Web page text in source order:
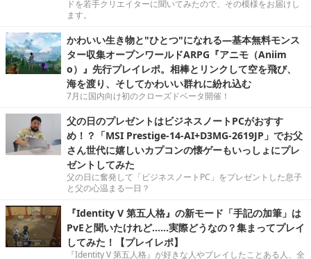
若手抜擢の環境で学んだこと――アプリボットの運営
プロデューサーが語る「巻き込み力」の重要性
4GamerとGame*Sparkの合同による就活イベント「キャリア
クエスト」の第4回が東京都立産業貿易センター浜松町館で開催
されました。このイベントに合わせ、自身の就活時のエピソー
ドを若手クリエイターに聞いてみたので、その模様をお届けし
ます。
かわいい生き物と"ひとつ"になれる―基本無料モンス
ター収集オープンワールドARPG『アニモ（Aniim
o）』先行プレイレポ。相棒とリンクして空を飛び、
海を渡り、そしてかわいい群れに紛れ込む
7月に国内向け初のクローズドベータ開催！
父の日のプレゼントはビジネスノートPCがおすす
さん世代に嬉しいカプコンの懐ゲーもいっしょにプレ
ゼントしてみた
父の日に奮発して「ビジネスノートPC」をプレゼントした息子
と父の心温まる一日？